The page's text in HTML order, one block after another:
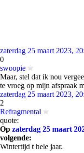
zaterdag 25 maart 2023,
0
swoopie
Maar, stel dat ik nou
te vroeg op mijn afspraak
zaterdag 25 maart 2023,
2
Refragmental
quote:
Op zaterdag 25 maart
volgende:
Wintertijd t hele jaar.